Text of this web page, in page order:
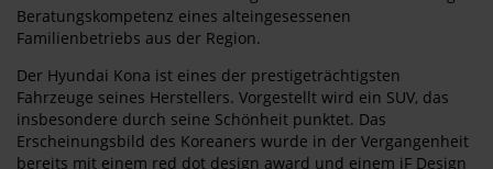
Beratungskompetenz eines alteingesessenen
Familienbetriebs aus der Region.
Der Hyundai Kona ist eines der prestigeträchtigsten
Fahrzeuge seines Herstellers. Vorgestellt wird ein SUV, das
insbesondere durch seine Schönheit punktet. Das
Erscheinungsbild des Koreaners wurde in der Vergangenheit
bereits mit einem red dot design award und einem iF Design